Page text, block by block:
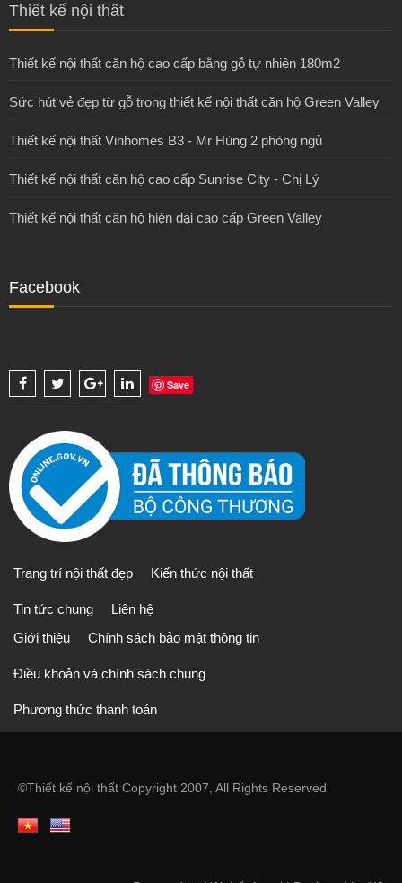
Thiết kế nội thất
Thiết kế nội thất căn hộ cao cấp bằng gỗ tự nhiên 180m2
Sức hút vẻ đẹp từ gỗ trong thiết kế nội thất căn hộ Green Valley
Thiết kế nội thất Vinhomes B3 - Mr Hùng 2 phòng ngủ
Thiết kế nội thất căn hộ cao cấp Sunrise City - Chị Lý
Thiết kế nội thất căn hộ hiện đại cao cấp Green Valley
Facebook
Save
Trang trí nội thất đẹp Kiến thức nội thất
Tin tức chung
Liên hệ
Giới thiệu
Chính sách bảo mật thông tin
Điều khoản và chính sách chung
Phương thức thanh toán
©Thiết kế nội thất Copyright 2007, All Rights Reserved